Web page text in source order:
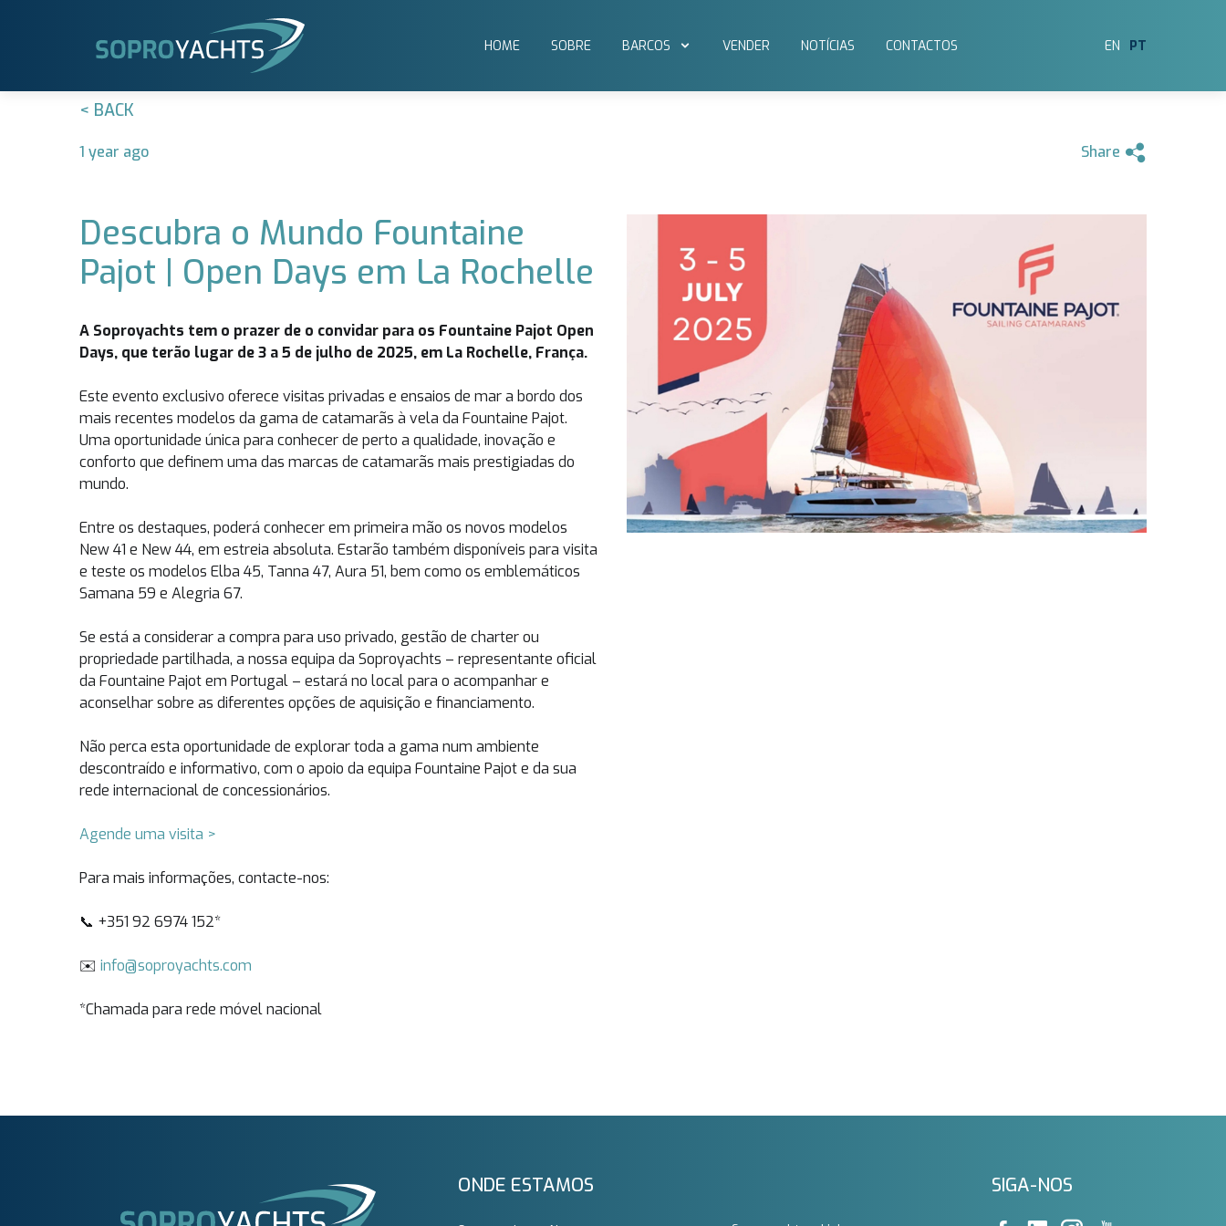
HOME SOBRE BARCOS VENDER NOTÍCIAS CONTACTOS EN PT
< BACK
1 year ago Share
Descubra o Mundo Fountaine
Pajot | Open Days em La Rochelle
A Soproyachts tem o prazer de o convidar para os Fountaine Pajot Open
Days, que terão lugar de 3 a 5 de julho de 2025, em La Rochelle, França.
Este evento exclusivo oferece visitas privadas e ensaios de mar a bordo dos
mais recentes modelos da gama de catamarãs à vela da Fountaine Pajot.
Uma oportunidade única para conhecer de perto a qualidade, inovação e
conforto que definem uma das marcas de catamarãs mais prestigiadas do
mundo.
Entre os destaques, poderá conhecer em primeira mão os novos modelos
New 41 e New 44, em estreia absoluta. Estarão também disponíveis para visita
e teste os modelos Elba 45, Tanna 47, Aura 51, bem como os emblemáticos
Samana 59 e Alegria 67.
Se está a considerar a compra para uso privado, gestão de charter ou
propriedade partilhada, a nossa equipa da Soproyachts – representante oficial
da Fountaine Pajot em Portugal – estará no local para o acompanhar e
aconselhar sobre as diferentes opções de aquisição e financiamento.
Não perca esta oportunidade de explorar toda a gama num ambiente
descontraído e informativo, com o apoio da equipa Fountaine Pajot e da sua
rede internacional de concessionários.
Agende uma visita >
Para mais informações, contacte-nos:
📞 +351 92 6974 152*
✉️ info@soproyachts.com
*Chamada para rede móvel nacional
ONDE ESTAMOS SIGA-NOS